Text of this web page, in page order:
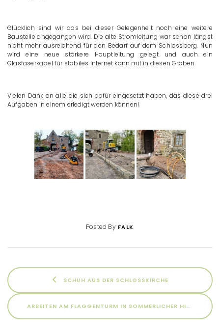
Glücklich sind wir das bei dieser Gelegenheit noch eine weitere
Baustelle angegangen wird. Die alte Stromleitung war schon längst
nicht mehr ausreichend für den Bedarf auf dem Schlossberg. Nun
wird eine neue stärkere Hauptleitung gelegt und auch ein
Glasfaserkabel für stabiles Internet kann mit in diesen Graben.
Vielen Dank an alle die sich dafür eingesetzt haben, das diese drei
Aufgaben in einem erledigt werden können!
Posted By FALK
SCHUH AUS DER SCHLOSSKIRCHE
ARBEITEN AM FLAGGENTURM IN SOMMERLICHER HITZE